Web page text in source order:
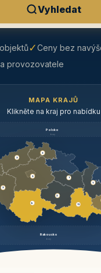
Vyhledat
✓Ceny bez
provozovatele
MAPA KRAJŮ
Klikněte na kraj pro nabídku
Polsko
brzy
Rakousko
brzy
3
9
3
3
3
1
2
11
1